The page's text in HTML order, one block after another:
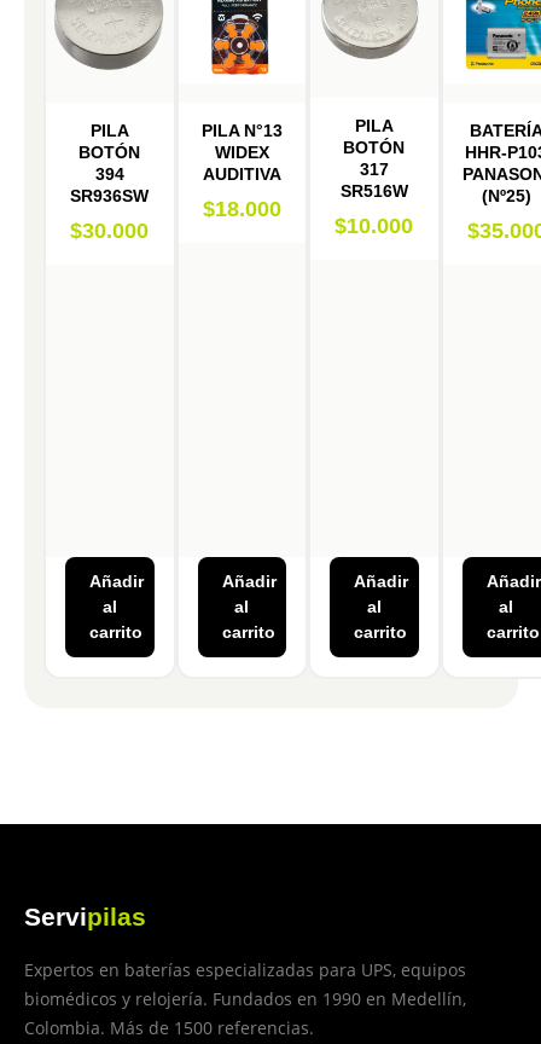
PILA
BOTÓN
394
SR936SW
$30.000
Añadir
al
carrito
PILA N°13
WIDEX
AUDITIVA
$18.000
Añadir
al
carrito
PILA
BOTÓN
317
SR516W
$10.000
Añadir
al
carrito
HHR-
(Nº25)
$
Añadir
al
carrito
Servipilas
Expertos en baterías especializadas para UPS, equipos
biomédicos y relojería. Fundados en 1990 en Medellín,
Colombia. Más de 1500 referencias.